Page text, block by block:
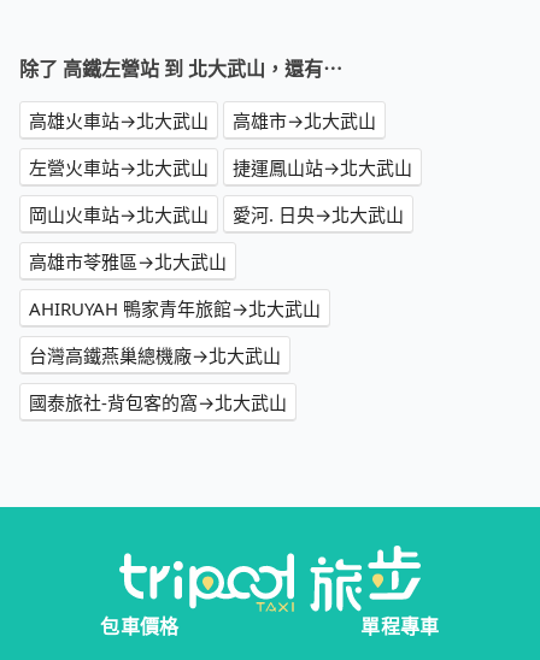
除了 高鐵左營站 到 北大武山，還有⋯
高雄火車站→北大武山
高雄市→北大武山
左營火車站→北大武山
捷運鳳山站→北大武山
岡山火車站→北大武山
愛河. 日央→北大武山
高雄市苓雅區→北大武山
AHIRUYAH 鴨家青年旅館→北大武山
台灣高鐵燕巢總機廠→北大武山
國泰旅社-背包客的窩→北大武山
包車價格
單程專車